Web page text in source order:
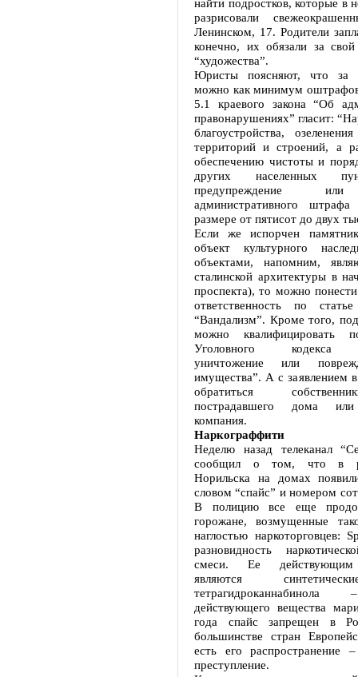
найти подростков, которые в
разрисовали
Ленинском, 17. Родители
конечно, их обязали за свой
“художества”.
Юристы поясняют, что за
можно как минимум
5.1 краевого закона “Об
правонарушениях” гласит:
благоустройства,
территорий и строений, а
обеспечению чистоты и
других населенных
предупреждение
административного
размере от пятисот до двух
Если же испорчен
объект культурного
объектами, напомним,
сталинской архитектуры в
проспекта), то можно
ответственность по
“Вандализм”. Кроме того,
можно квалифицировать
Уголовного кодекса
уничтожение или
имущества”. А с заявлением
обратиться
пострадавшего дома
компания.
Наркограффити
Неделю назад телеканал
сообщил о том, что в
Норильска на домах
словом “спайс” и номером
В полицию все еще
горожане, возмущенные
наглостью наркоторговцев:
разновидность
смеси. Ее действующим
являются
действующего вещества
года спайс запрещен в
большинстве стран
есть его распространение
преступление.